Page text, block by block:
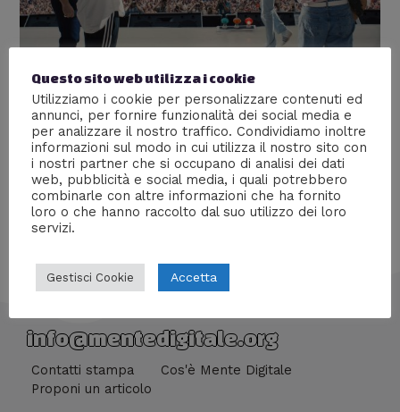
Is this real life?
Lascia un commento /Recensioni / DiProf Carbone
Alla scoperta del film dedicato a Freddie Mercury
info@mentedigitale.org
Contatti stampa
Cos'è Mente Digitale
Proponi un articolo
Questo sito web utilizza i cookie
Utilizziamo i cookie per personalizzare contenuti ed
annunci, per fornire funzionalità dei social media e
per analizzare il nostro traffico. Condividiamo inoltre
informazioni sul modo in cui utilizza il nostro sito con
i nostri partner che si occupano di analisi dei dati
web, pubblicità e social media, i quali potrebbero
combinarle con altre informazioni che ha fornito
loro o che hanno raccolto dal suo utilizzo dei loro
servizi.
Gestisci Cookie Accetta